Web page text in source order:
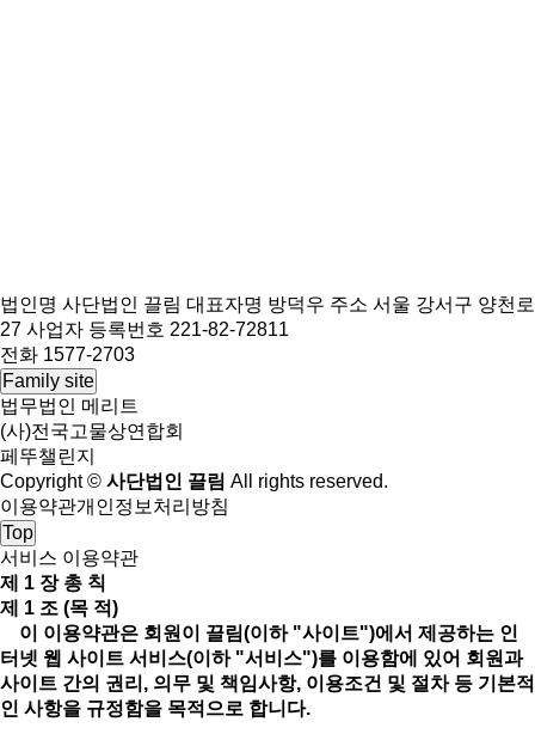
법인명 사단법인 끌림 대표자명 방덕우 주소 서울 강서구 양천로
27 사업자 등록번호 221-82-72811
전화 1577-2703
Family site
법무법인 메리트
(사)전국고물상연합회
페뚜챌린지
Copyright © 사단법인 끌림 All rights reserved.
이용약관개인정보처리방침
Top
서비스 이용약관
제 1 장 총 칙
제 1 조 (목 적)
이 이용약관은 회원이 끌림(이하 "사이트")에서 제공하는 인
터넷 웹 사이트 서비스(이하 "서비스")를 이용함에 있어 회원과
사이트 간의 권리, 의무 및 책임사항, 이용조건 및 절차 등 기본적
인 사항을 규정함을 목적으로 합니다.